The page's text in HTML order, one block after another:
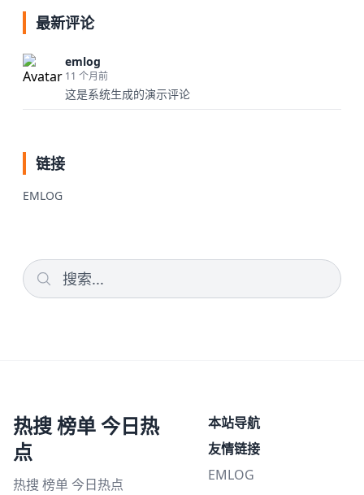
最新评论
emlog
11 个月前
这是系统生成的演示评论
链接
EMLOG
热搜 榜单 今日热
点
热搜 榜单 今日热点
本站导航
友情链接
EMLOG